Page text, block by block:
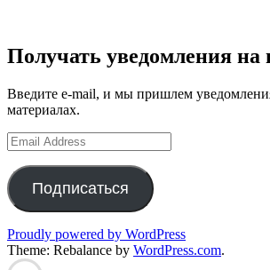
Получать уведомления на
Введите e-mail, и мы пришлем
материалах.
Email
Address
Подписаться
Proudly powered by WordPress
Theme: Rebalance by WordPress.com.